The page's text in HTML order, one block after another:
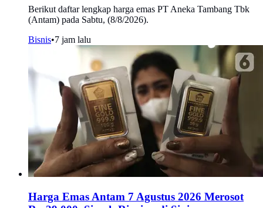
Berikut daftar lengkap harga emas PT Aneka Tambang Tbk
(Antam) pada Sabtu, (8/8/2026).
Bisnis•7 jam lalu
Harga Emas Antam 7 Agustus 2026 Merosot